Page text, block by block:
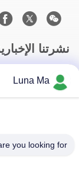
نشرتنا
اشترك في نشرتنا
Luna Ma
you looking for?